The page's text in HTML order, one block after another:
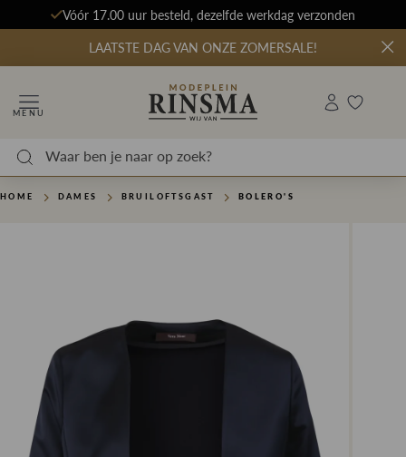
Vóór 17.00 uur besteld, dezelfde werkdag verzonden
LAATSTE DAG VAN ONZE ZOMERSALE!
MENU
HOME DAMES BRUILOFTSGAST BOLERO'S